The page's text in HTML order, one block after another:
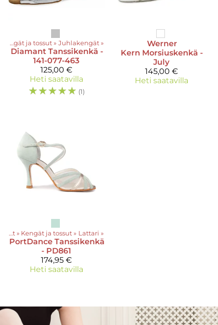
Kengät ja tossut ‪» Juhlakengät ‪»
Diamant Tanssikenkä -
141-077-463
125,00 €
Heti saatavilla
☆☆☆☆☆ (1)
Werner
Kern Morsiuskenkä -
July
145,00 €
Heti saatavilla
Tuotteet ‪» Kengät ja tossut ‪» Lattari ‪»
PortDance Tanssikenkä
- PD861
174,95 €
Heti saatavilla